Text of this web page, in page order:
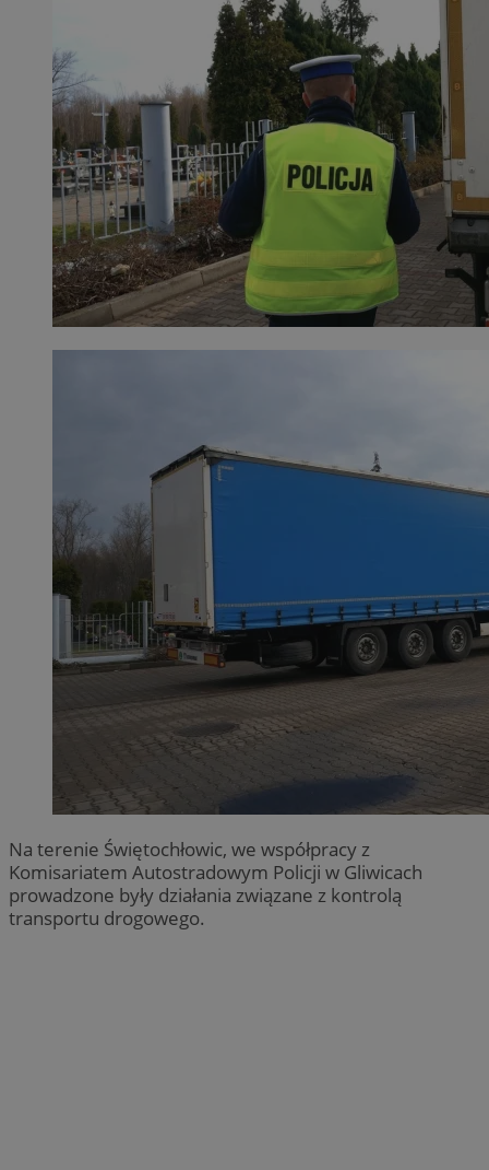
Na terenie Świętochłowic, we współpracy z
Komisariatem Autostradowym Policji w Gliwicach
prowadzone były działania związane z kontrolą
transportu drogowego.